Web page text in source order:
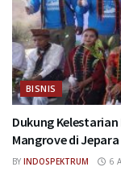
BISNIS
Dukung Kelestarian
Mangrove di
BY INDOSPEKTRUM 6